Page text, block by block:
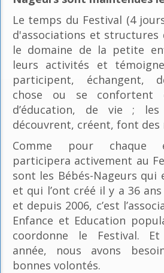
Le temps du Festival (4
d'associations et
le domaine de la petite
leurs activités et
participent, échangent,
chose ou se confortent
d’éducation, de vie ;
découvrent, créent, font des
Comme pour chaque
participera activement au
sont les Bébés-Nageurs qui
et qui l’ont créé il y a 36 ans
et depuis 2006, c’est
Enfance et Education
coordonne le Festival.
année, nous avons
bonnes volontés.